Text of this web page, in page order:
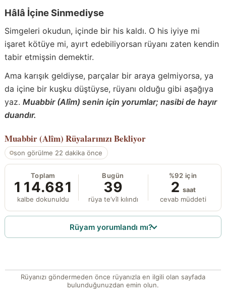
Hâlâ İçine Sinmediyse
Simgeleri okudun, içinde bir his kaldı. O his iyiye mi
işaret kötüye mi, ayırt edebiliyorsan rüyanı zaten kendin
tabir etmişsin demektir.
Ama karışık geldiyse, parçalar bir araya gelmiyorsa, ya
da içine bir kuşku düştüyse, rüyanı olduğu gibi aşağıya
yaz. Muabbir (Alîm) senin için yorumlar; nasibi de hayır
duandır.
Muabbir (Alîm) Rüyalarınızı Bekliyor
son görülme 22 dakika önce
Toplam
114.681
kalbe dokunuldu
Bugün
39
rüya te’vîl kılındı
%92 için
2 saat
cevab müddeti
Rüyam yorumlandı mı?
Rüyanızı göndermeden önce rüyanızla en ilgili olan sayfada
bulunduğunuzdan emin olun.